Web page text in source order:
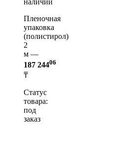
Пленочная
упаковка
(полистирол)
2
м —
187 24406
₸
Статус
товара:
под
заказ